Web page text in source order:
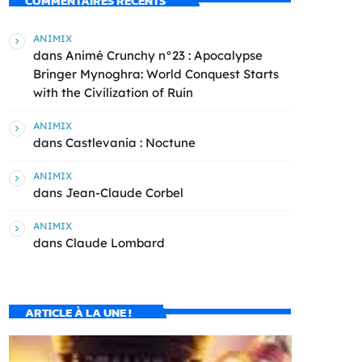
ANIMIX
dans Animé Crunchy n°23 : Apocalypse
Bringer Mynoghra: World Conquest Starts
with the Civilization of Ruin
ANIMIX
dans Castlevania : Noctune
ANIMIX
dans Jean-Claude Corbel
ANIMIX
dans Claude Lombard
ARTICLE À LA UNE !